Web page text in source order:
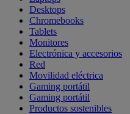
Desktops
Chromebooks
Tablets
Monitores
Electrónica y accesorios
Red
Movilidad eléctrica
Gaming portátil
Gaming portátil
Productos sostenibles